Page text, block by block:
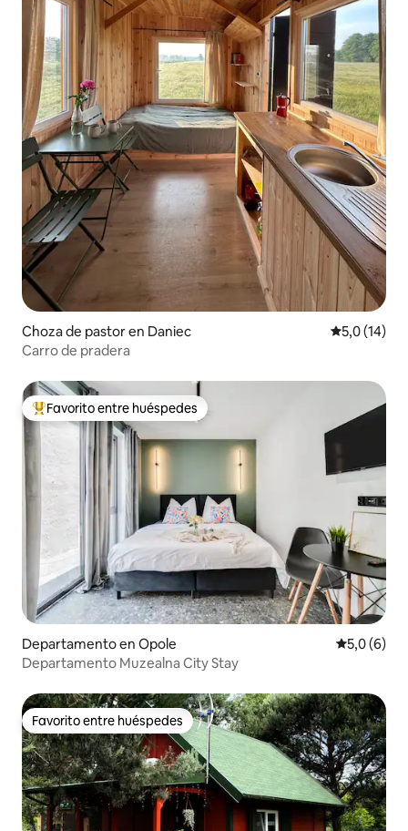
Choza de pastor en Daniec Calificación
5,0 (14)
Carro de pradera
Favorito entre los huéspedes más destacados
Favorito entre huéspedes
Departamento en Opole
5,0 (6)
Departamento Muzealna City Stay
Favorito entre huéspedes
Favorito entre huéspedes